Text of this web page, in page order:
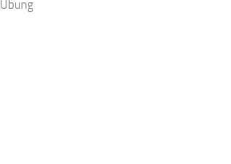
Übung